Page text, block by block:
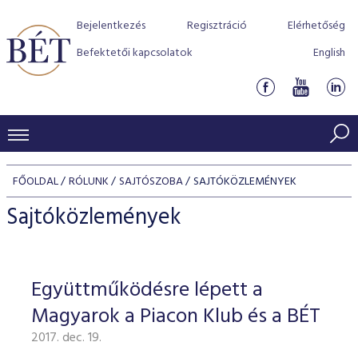
Bejelentkezés Regisztráció
Elérhetőség
Befektetői kapcsolatok
English
KERESKEDÉSI ADATOK
INDEXEK
Jelzáloglevél indexek
Vállalati kötvény indexek
Azonnali Piac
Részvények
Származékos piac
BEFEKTETŐK
Részvény szekció
Hitelpapír szekció
BÉT szabályzatok
Befektetővédelem
Alkalmazott díjstruktúra
Elszámolás
Részvény és vállalati kötvény tőzsdei bevezetését
program
BÉT Xtend - Részvénypiac egyszerűen
TŐZSDETAGOK
Tőzsdetagok, üzletkötők
VENDOROK
FŐOLDAL RÓLUNK SAJTÓSZOBA SAJTÓKÖZLEMÉNYEK
Sajtóközlemények
Együttműködésre lépett a
Magyarok a Piacon Klub és a BÉT
2017. dec. 19.